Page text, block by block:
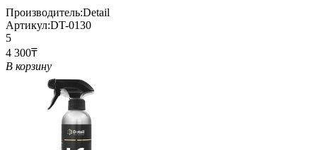
Производитель:Detail
Артикул:DT-0130
5
4 300₸
В корзину